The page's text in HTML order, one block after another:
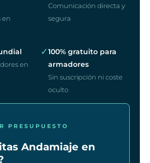
en
Comunicación directa y
segura
en
✓100% gratuito para
armadores
Sin suscripción ni coste
oculto
PRESUPUESTO
Andamiaje en